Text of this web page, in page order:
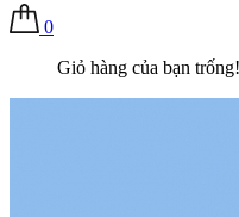
0
Giỏ hàng của bạn trống!